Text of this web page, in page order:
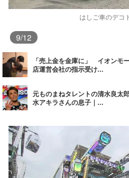
はしご車のデコ
9/12
「売上金を金庫に」 イオンモ
店運営会社の指示受け...
元ものまねタレントの清水良
水アキラさんの息子｜...